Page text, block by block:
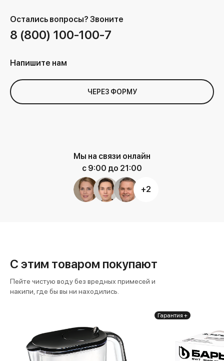
Остались вопросы? Звоните
8 (800) 100-100-7
Напишите нам
ЧЕРЕЗ ФОРМУ
Мы на связи онлайн
с 9:00 до 21:00
+2
С этим товаром покупают
Пейте чистую воду без вредных примесей и
накипи, где бы вы ни находились.
Гарантия +